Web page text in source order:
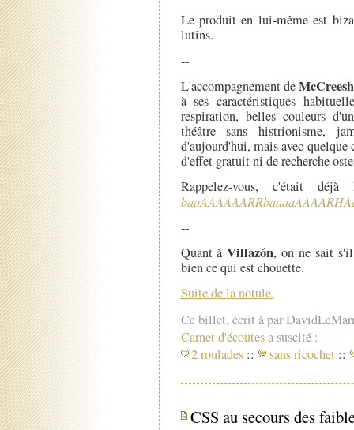
Le produit en lui-même est
lutins.
--
L'accompagnement deMcCreesh
à ses caractéristiques
respiration, belles couleurs
théâtre sans histrionisme,
d'aujourd'hui, mais avec quelque
d'effet gratuit ni de recherche
Rappelez-vous, c'était
--
Quant àVillazón, on ne sait
bien ce qui est chouette.
Suite de la notule.
Ce billet, écrit à par
Carnet d'écoutesa suscité :
2 roulades :: sans ricochet ::
CSS au secours des